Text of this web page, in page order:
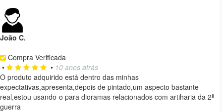
João C.
Compra Verificada
•
• 10 anos atrás
O produto adquirido está dentro das minhas
expectativas,apresenta,depois de pintado,um aspecto bastante
real,estou usando-o para dioramas relacionados com artiharia da 2ª
guerra